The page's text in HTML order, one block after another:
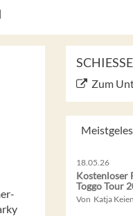
Zum
18.05.26
Kostenloser
Toggo Tour
Von Katja